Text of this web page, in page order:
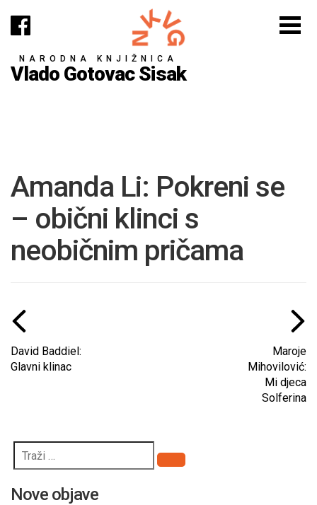
NARODNA KNJIŽNICA
Vlado Gotovac Sisak
Amanda Li: Pokreni se
– obični klinci s
neobičnim pričama
David Baddiel:
Glavni klinac
Maroje
Mihovilović:
Mi djeca
Solferina
Pretraži
Nove objave